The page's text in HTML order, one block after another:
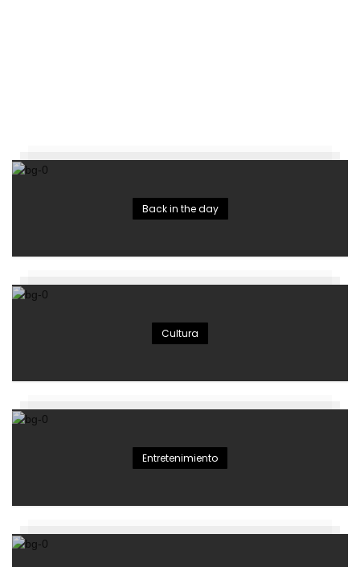
Back in the day
Cultura
Entretenimiento